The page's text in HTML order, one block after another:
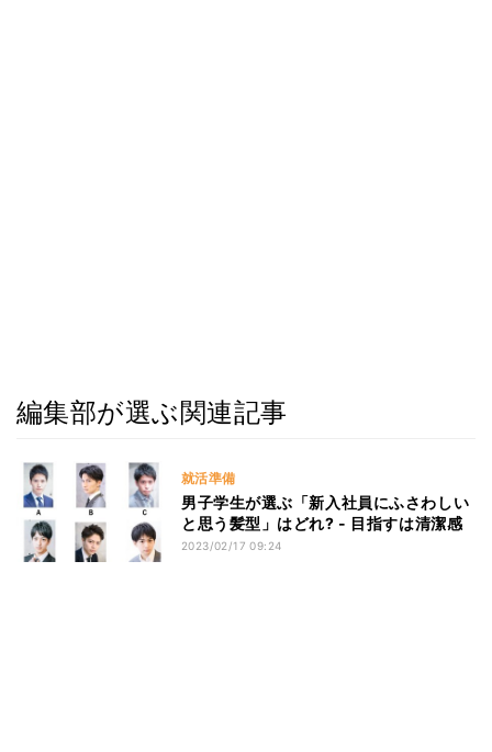
編集部が選ぶ関連記事
就活準備
男子学生が選ぶ「新入社員にふさわしい
と思う髪型」はどれ? - 目指すは清潔感
2023/02/17 09:24